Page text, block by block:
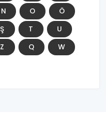
N O
Ö
Ş T
U
Z Q
W